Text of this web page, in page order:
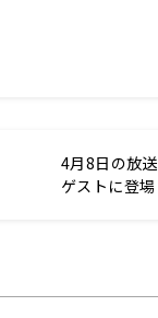
4月8日の放
ゲストに登